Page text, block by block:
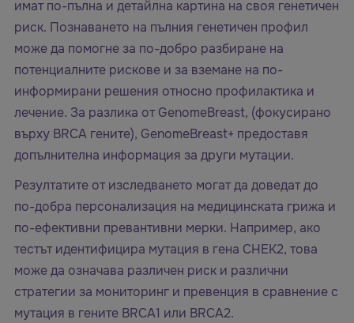
имат по-пълна и детайлна картина на своя генетичен
риск. Познаването на пълния генетичен профил
може да помогне за по-добро разбиране на
потенциалните рискове и за вземане на по-
информирани решения относно профилактика и
лечение. За разлика от GenomeBreast, (фокусирано
върху BRCA гените), GenomeBreast+ предоставя
допълнителна информация за други мутации.
Резултатите от изследването могат да доведат до
по-добра персонализация на медицинската грижа и
по-ефективни превантивни мерки. Например, ако
тестът идентифицира мутация в гена CHEK2, това
може да означава различен риск и различни
стратегии за мониторинг и превенция в сравнение с
мутация в гените BRCA1 или BRCA2.